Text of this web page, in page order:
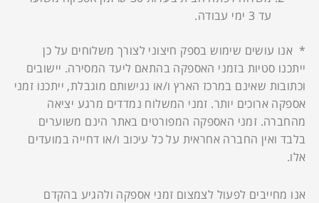
עד 3 ימי עבודה.
* אנו עושים שימוש בספק חיצוני לצורך משלוחים על כן
ייתכנו סטיות בזמני האספקה בהתאם ליעד המסירה. יישובים
וכתובות שאינם במרכז הארץ ו/או נגישותם מוגבלת, ייתכנו זמני
אספקה ארוכים יותר. זמני המשלוח נמדדים מרגע יציאה
מהחברה. זמני האספקה המפורטים באתר הינם משוערים
בלבד ואין החברה אחראית על כל עיכוב ו/או דחייה במועדים
אלו.
אנו מחייבים לפעול לצמצום זמני אספקה ולהגיע בהקדם